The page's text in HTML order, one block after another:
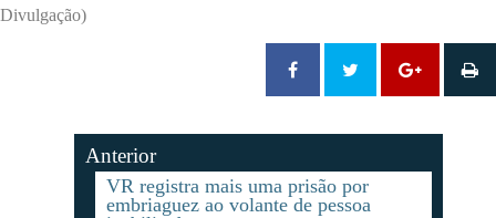
Divulgação)
Anterior
VR registra mais uma prisão por
embriaguez ao volante de pessoa